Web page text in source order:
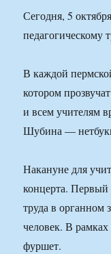
Сегодня, 5
педагогическому
В каждой
котором
и всем учителям
Шубина —
Накануне для
концерта. Первый
труда в органном
человек. В
фуршет.